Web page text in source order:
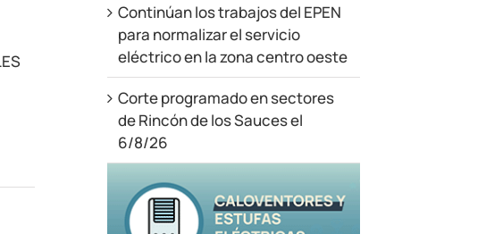
Continúan los trabajos del EPEN
para normalizar el servicio
eléctrico en la zona centro oeste
Corte programado en sectores
de Rincón de los Sauces el
6/8/26